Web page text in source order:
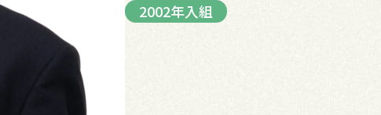
2002年入組